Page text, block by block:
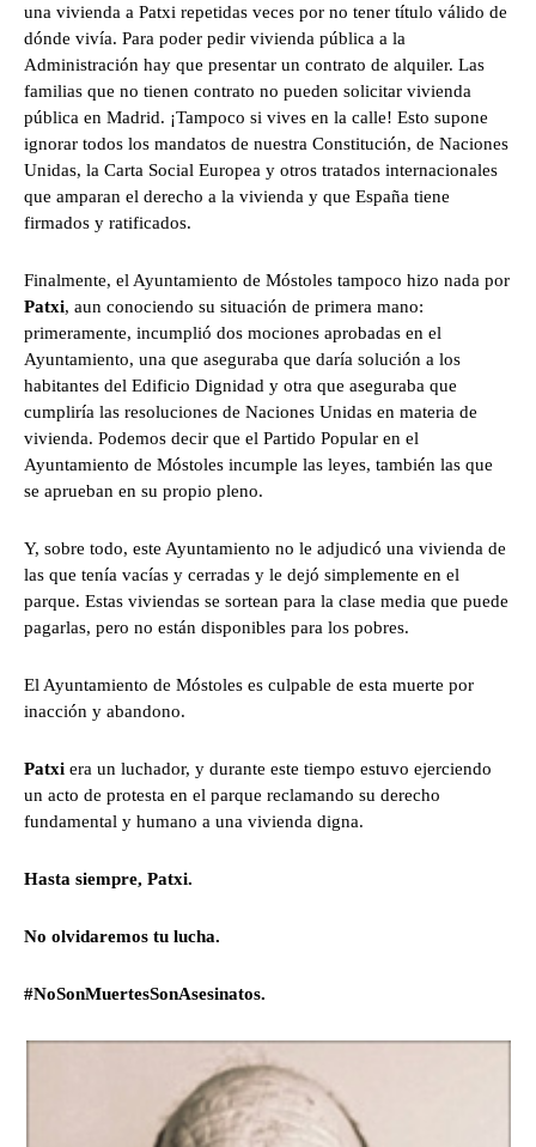
una vivienda a Patxi repetidas veces por no tener título válido de
dónde vivía. Para poder pedir vivienda pública a la
Administración hay que presentar un contrato de alquiler. Las
familias que no tienen contrato no pueden solicitar vivienda
pública en Madrid. ¡Tampoco si vives en la calle! Esto supone
ignorar todos los mandatos de nuestra Constitución, de Naciones
Unidas, la Carta Social Europea y otros tratados internacionales
que amparan el derecho a la vivienda y que España tiene
firmados y ratificados.
Finalmente, el Ayuntamiento de Móstoles tampoco hizo nada por
Patxi, aun conociendo su situación de primera mano:
primeramente, incumplió dos mociones aprobadas en el
Ayuntamiento, una que aseguraba que daría solución a los
habitantes del Edificio Dignidad y otra que aseguraba que
cumpliría las resoluciones de Naciones Unidas en materia de
vivienda. Podemos decir que el Partido Popular en el
Ayuntamiento de Móstoles incumple las leyes, también las que
se aprueban en su propio pleno.
Y, sobre todo, este Ayuntamiento no le adjudicó una vivienda de
las que tenía vacías y cerradas y le dejó simplemente en el
parque. Estas viviendas se sortean para la clase media que puede
pagarlas, pero no están disponibles para los pobres.
El Ayuntamiento de Móstoles es culpable de esta muerte por
inacción y abandono.
Patxi era un luchador, y durante este tiempo estuvo ejerciendo
un acto de protesta en el parque reclamando su derecho
fundamental y humano a una vivienda digna.
Hasta siempre, Patxi.
No olvidaremos tu lucha.
#NoSonMuertesSonAsesinatos.